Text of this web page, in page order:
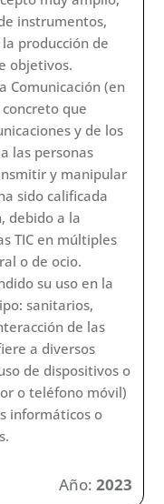
Clara I•Larraz
Isabel•Pérez-
Rosa
fichas sobre la
La accesibilidad
la accesibilidad
muy amplio,